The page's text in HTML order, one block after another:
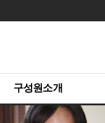
구성원소개